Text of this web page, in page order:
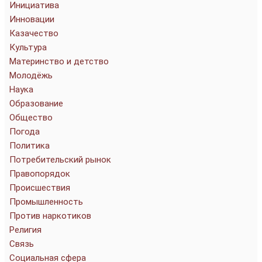
Инициатива
Инновации
Казачество
Культура
Материнство и детство
Молодёжь
Наука
Образование
Общество
Погода
Политика
Потребительский рынок
Правопорядок
Происшествия
Промышленность
Против наркотиков
Религия
Связь
Социальная сфера